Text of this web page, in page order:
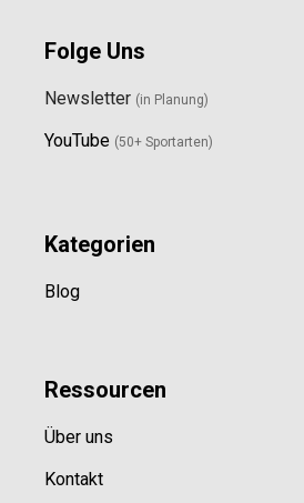
Folge Uns
Newsletter (in Planung)
YouTube (50+ Sportarten)
Kategorien
Blog
Ressourcen
Über uns
Kontakt